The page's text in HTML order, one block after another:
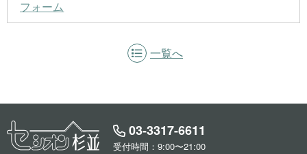
フォーム
一覧へ
03-3317-6611
受付時間：9:00〜21:00